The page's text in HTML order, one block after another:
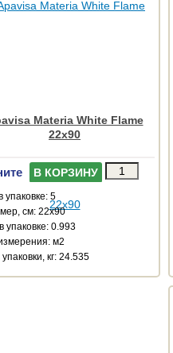
Materia White Flame
22x90
В КОРЗИНУ
упаковке: 5
см: 22x90
упаковке: 0.993
м2
кг: 24.535